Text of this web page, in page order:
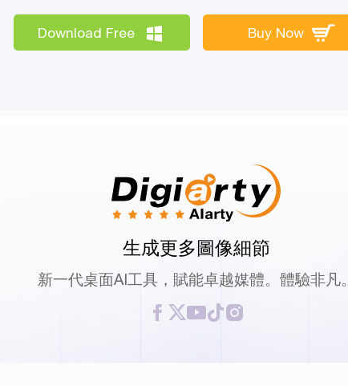
Download Free Buy Now
生成更多圖像細節
新一代桌面AI工具，賦能卓越媒體。體驗非凡。